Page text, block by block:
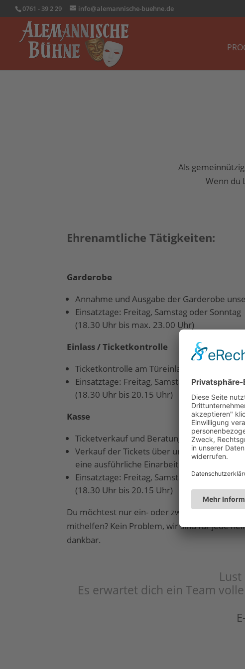
0761 - 39 2 29 info@alemannische-buehne.de
Als
Wenn du
Ehrenamtliche Tätigkeiten:
Garderobe
Annahme und Ausgabe der Garderobe
Einsatztage: Freitag, Samstag oder Sonntag
(18.30 Uhr bis max. 23.00 Uhr)
Einlass / Ticketkontrolle
Ticketkontrolle am Türeinlass
Einsatztage: Freitag, Samstag oder Sonntag
(18.30 Uhr bis 20.15 Uhr)
Kasse
Ticketverkauf und Beratung an der
Verkauf der Tickets über unsere
eine ausführliche Einarbeitung
Einsatztage: Freitag, Samstag oder Sonntag
(18.30 Uhr bis 20.15 Uhr)
Du möchtest nur ein- oder zweimal
mithelfen? Kein Problem, wir sind für jede
dankbar.
Es erwartet dich ein Team